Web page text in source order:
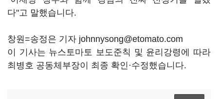
다"고 말했습니다.
창원=송정은 기자 johnnysong@etomato.com
이 기사는 뉴스토마토 보도준칙 및 윤리강령에 따라
최병호 공동체부장이 최종 확인·수정했습니다.